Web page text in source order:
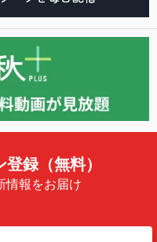
録（無料）
情報をお届け